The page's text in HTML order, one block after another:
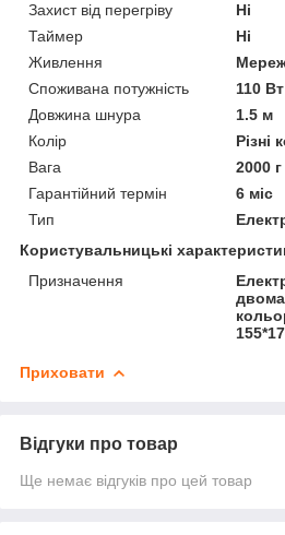
Захист від перегріву
Ні
Таймер
Ні
Живлення
Споживана потужність
110 Вт
Довжина шнура
1.5 м
Колір
Різні
Вага
2000 г
Гарантійний термін
6 міс
Тип
Користувальницькі
Призначення
Приховати
Відгуки про товар
Ще немає відгуків про цей товар